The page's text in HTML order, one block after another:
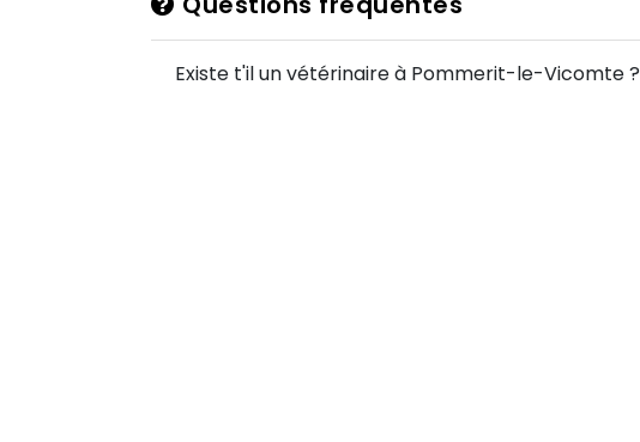
Existe t'il un vétérinaire à Pommerit-le-Vicomte ?